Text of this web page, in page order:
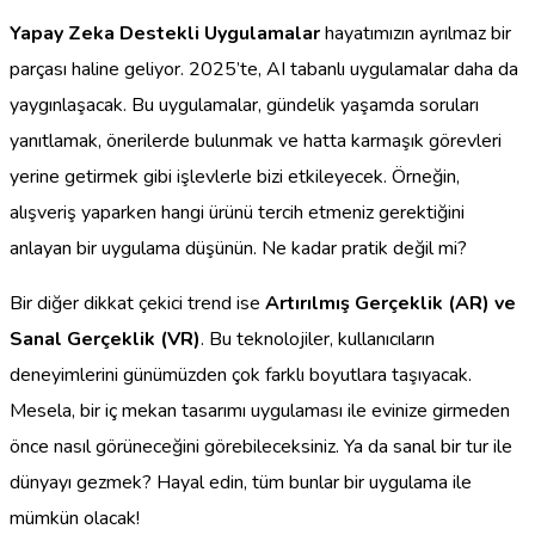
Yapay Zeka Destekli Uygulamalarhayatımızın ayrılmaz bir
parçası haline geliyor. 2025’te, AI tabanlı uygulamalar daha da
yaygınlaşacak. Bu uygulamalar, gündelik yaşamda soruları
yanıtlamak, önerilerde bulunmak ve hatta karmaşık görevleri
yerine getirmek gibi işlevlerle bizi etkileyecek. Örneğin,
alışveriş yaparken hangi ürünü tercih etmeniz gerektiğini
anlayan bir uygulama düşünün. Ne kadar pratik değil mi?
Bir diğer dikkat çekici trend ise Artırılmış Gerçeklik (AR) ve
Sanal Gerçeklik (VR). Bu teknolojiler, kullanıcıların
deneyimlerini günümüzden çok farklı boyutlara taşıyacak.
Mesela, bir iç mekan tasarımı uygulaması ile evinize girmeden
önce nasıl görüneceğini görebileceksiniz. Ya da sanal bir tur ile
dünyayı gezmek? Hayal edin, tüm bunlar bir uygulama ile
mümkün olacak!